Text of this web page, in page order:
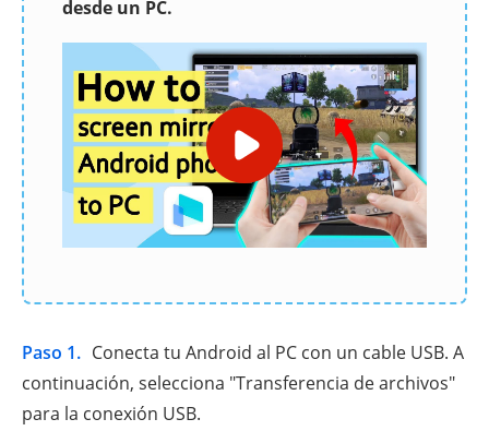
Paso 1. Conecta tu Android al PC con un cable USB. A
continuación, selecciona "Transferencia de archivos"
para la conexión USB.